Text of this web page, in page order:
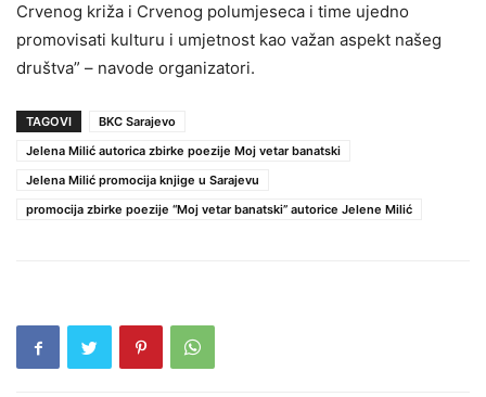
Crvenog križa i Crvenog polumjeseca i time ujedno
promovisati kulturu i umjetnost kao važan aspekt našeg
društva” – navode organizatori.
TAGOVI
BKC Sarajevo
Jelena Milić autorica zbirke poezije Moj vetar banatski
Jelena Milić promocija knjige u Sarajevu
promocija zbirke poezije “Moj vetar banatski” autorice Jelene Milić